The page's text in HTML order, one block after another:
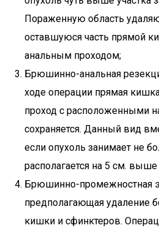
Пораженную область
оставшуюся часть прямой
анальным проходом;
Брюшинно-анальная
ходе операции прямая
проход с расположенными
сохраняется. Данный вид
если опухоль занимает не
располагается на 5 см. выше
Брюшинно-промежностная
предполагающая удаление
кишки и сфинктеров.